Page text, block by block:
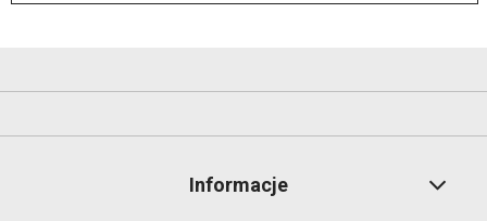
Informacje